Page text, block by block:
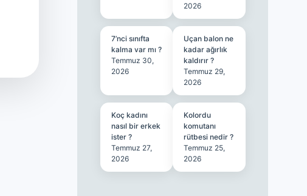
2026
7’nci sınıfta
kalma var mı ?
Temmuz 30,
2026
Uçan balon ne
kadar ağırlık
kaldırır ?
Temmuz 29,
2026
Koç kadını
nasıl bir erkek
ister ?
Temmuz 27,
2026
Kolordu
komutanı
rütbesi nedir ?
Temmuz 25,
2026